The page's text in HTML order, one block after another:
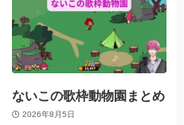
ないこの歌枠動物園まとめ
2026年8月5日